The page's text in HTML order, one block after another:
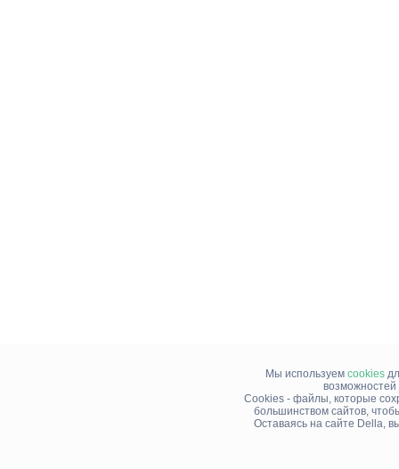
Мы используем cookies
Cookies - файлы, которые
большинством сайтов,
Оставаясь на сайте Della,